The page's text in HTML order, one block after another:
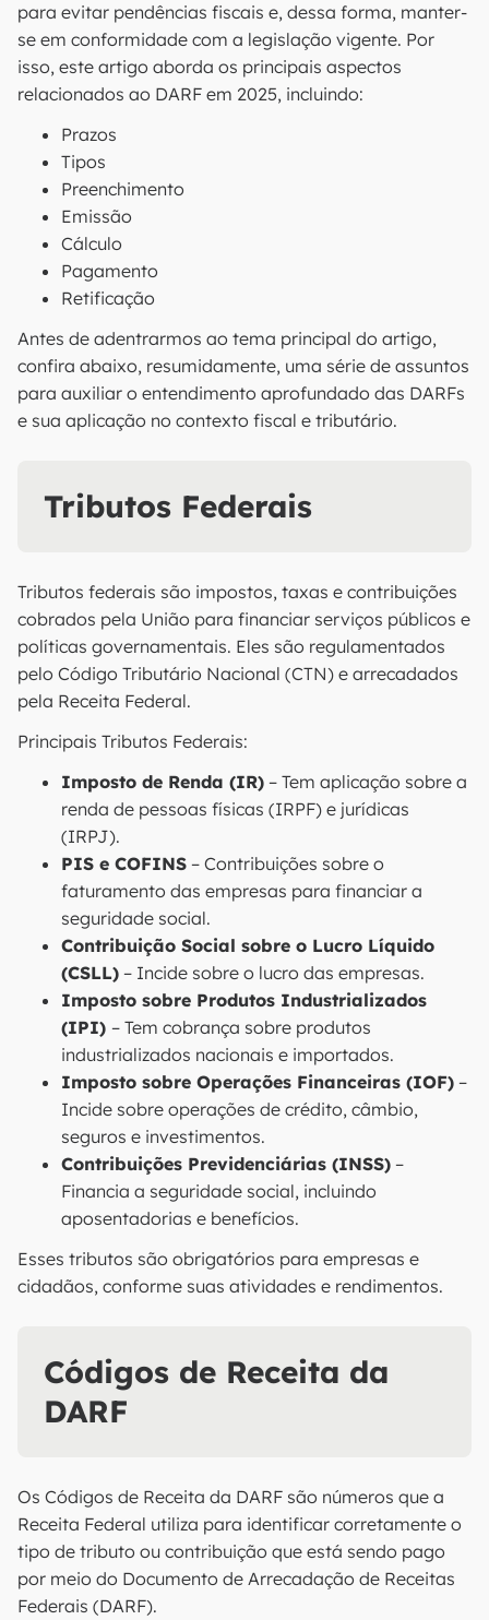
para evitar pendências fiscais e, dessa forma, manter-
se em conformidade com a legislação vigente. Por
isso, este artigo aborda os principais aspectos
relacionados ao DARF em 2025, incluindo:
Prazos
Tipos
Preenchimento
Emissão
Cálculo
Pagamento
Retificação
Antes de adentrarmos ao tema principal do artigo,
confira abaixo, resumidamente, uma série de assuntos
para auxiliar o entendimento aprofundado das DARFs
e sua aplicação no contexto fiscal e tributário.
Tributos Federais
Tributos federais são impostos, taxas e contribuições
cobrados pela União para financiar serviços públicos e
políticas governamentais. Eles são regulamentados
pelo Código Tributário Nacional (CTN) e arrecadados
pela Receita Federal.
Principais Tributos Federais:
Imposto de Renda (IR) – Tem aplicação sobre a
renda de pessoas físicas (IRPF) e jurídicas
(IRPJ).
PIS e COFINS – Contribuições sobre o
faturamento das empresas para financiar a
seguridade social.
Contribuição Social sobre o Lucro Líquido
(CSLL) – Incide sobre o lucro das empresas.
Imposto sobre Produtos Industrializados
(IPI) – Tem cobrança sobre produtos
industrializados nacionais e importados.
Imposto sobre Operações Financeiras (IOF) –
Incide sobre operações de crédito, câmbio,
seguros e investimentos.
Contribuições Previdenciárias (INSS) –
Financia a seguridade social, incluindo
aposentadorias e benefícios.
Esses tributos são obrigatórios para empresas e
cidadãos, conforme suas atividades e rendimentos.
Códigos de Receita da
DARF
Os Códigos de Receita da DARF são números que a
Receita Federal utiliza para identificar corretamente o
tipo de tributo ou contribuição que está sendo pago
por meio do Documento de Arrecadação de Receitas
Federais (DARF).